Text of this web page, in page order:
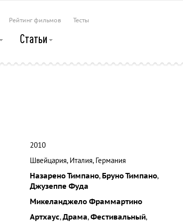
Рейтинг фильмов Тесты
Статьи
2010
Швейцария, Италия, Германия
Назарено Тимпано, Бруно Тимпано,
Джузеппе Фуда
Микеланджело Фраммартино
Артхаус,Драма,Фестивальный,